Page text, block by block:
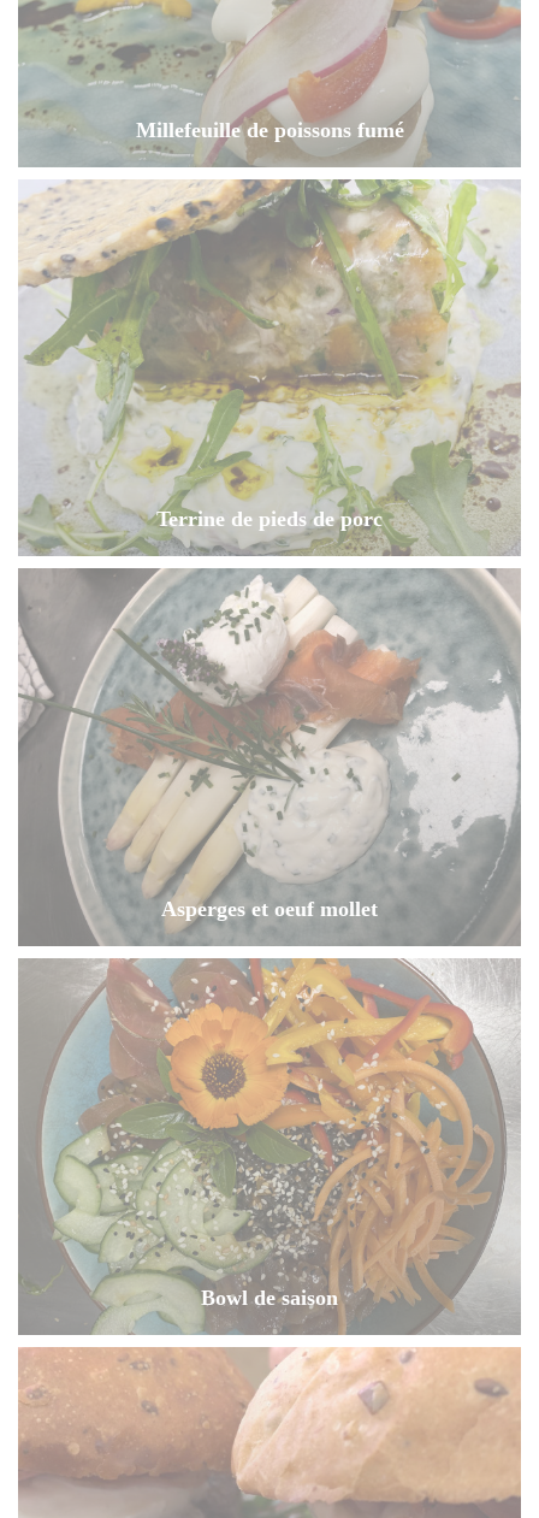
Millefeuille de poissons fumé
Terrine de pieds de porc
Asperges et oeuf mollet
Bowl de saison